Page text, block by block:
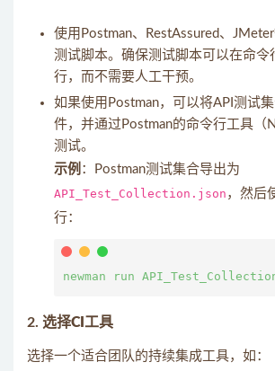
使用Postman、RestAssured、
测试脚本。确保测试脚本可以在命令
行，而不需要人工干预。
如果使用Postman，可以将API测试
件，并通过Postman的命令行工具（
测试。
示例 ：Postman测试集合导出为
API_Test_Collection.json ，然后
行：
2. 选择CI工具
选择一个适合团队的持续集成工具，如：